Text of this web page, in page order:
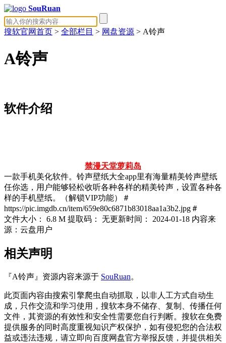
SouRuan
搜软官网首页 > 全部栏目 > 网盘资源 > A铃声
A铃声
软件介绍
禁漫天堂萝莉岛
一款手机美化软件。铃声壁纸大全app里有海量精美铃声壁纸
任你选，用户能够轻松收听各种各样的精美铃声，设置各种各
样的手机壁纸。（解锁VIP功能）＃
https://pic.imgdb.cn/item/659e80c6871b83018aa1a3b2.jpg＃
文件大小：
6.8 M 提取码： 无更新时间： 2024-01-18 内容来
源：云盘用户
相关声明
『A铃声』资源内容来源于 SouRuan。
此页面内容由搜索引擎爬虫自动抓取，以非人工方式自动生
成，只作交流和学习使用，搜软本身不储存、复制、传播任何
文件，其资源的有效性和安全性需要您自行判断。搜软在免费
提供服务的同时高度重视知识产权保护，如有侵犯您的合法权
益或违法违规，请立即向百度网盘官方举报反馈，并提供相关